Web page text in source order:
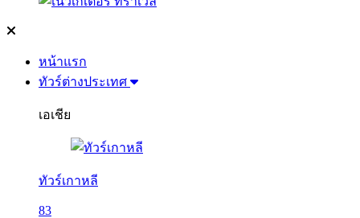
หน้าแรก
ทัวร์ต่างประเทศ
เอเชีย
ทัวร์เกาหลี
83